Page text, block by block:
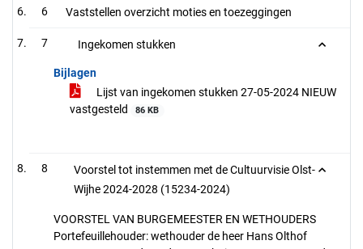
6 Vaststellen overzicht moties en toezeggingen
7 Ingekomen stukken
Bijlagen
Lijst van ingekomen stukken 27-05-2024 NIEUW
vastgesteld
86 KB
8
Voorstel tot instemmen met de Cultuurvisie Olst-
Wijhe 2024-2028 (15234-2024)
VOORSTEL VAN BURGEMEESTER EN WETHOUDERS
Portefeuillehouder: wethouder de heer Hans Olthof